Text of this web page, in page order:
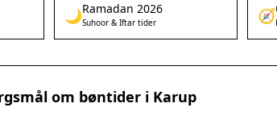
🌙Ramadan 2026
Suhoor & Iftar tider 🧭
om bøntider i Karup